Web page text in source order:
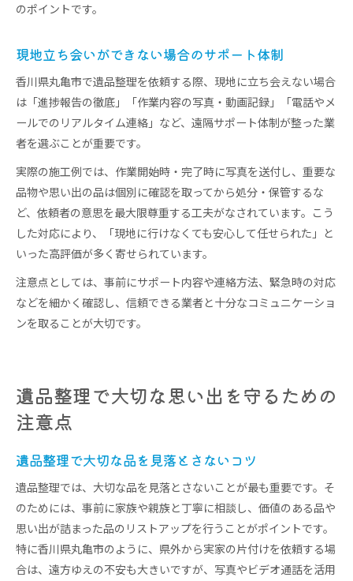
のポイントです。
現地立ち会いができない場合のサポート体制
香川県丸亀市で遺品整理を依頼する際、現地に立ち会えない場合
は「進捗報告の徹底」「作業内容の写真・動画記録」「電話やメ
ールでのリアルタイム連絡」など、遠隔サポート体制が整った業
者を選ぶことが重要です。
実際の施工例では、作業開始時・完了時に写真を送付し、重要な
品物や思い出の品は個別に確認を取ってから処分・保管するな
ど、依頼者の意思を最大限尊重する工夫がなされています。こう
した対応により、「現地に行けなくても安心して任せられた」と
いった高評価が多く寄せられています。
注意点としては、事前にサポート内容や連絡方法、緊急時の対応
などを細かく確認し、信頼できる業者と十分なコミュニケーショ
ンを取ることが大切です。
遺品整理で大切な思い出を守るための
注意点
遺品整理で大切な品を見落とさないコツ
遺品整理では、大切な品を見落とさないことが最も重要です。そ
のためには、事前に家族や親族と丁寧に相談し、価値のある品や
思い出が詰まった品のリストアップを行うことがポイントです。
特に香川県丸亀市のように、県外から実家の片付けを依頼する場
合は、遠方ゆえの不安も大きいですが、写真やビデオ通話を活用